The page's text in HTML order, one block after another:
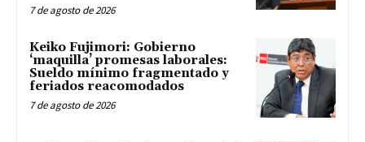
7 de agosto de 2026
Keiko Fujimori: Gobierno
‘maquilla’ promesas laborales:
Sueldo mínimo fragmentado y
feriados reacomodados
7 de agosto de 2026